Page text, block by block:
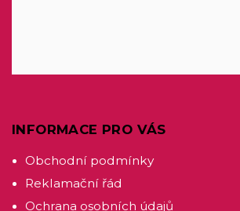
INFORMACE PRO VÁS
Obchodní podmínky
Reklamační řád
Ochrana osobních údajů